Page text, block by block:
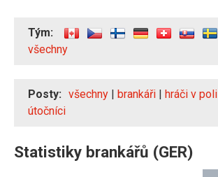
Tým:
všechny
Posty: všechny | brankáři | hráči v poli
útočníci
Statistiky brankářů (GER)